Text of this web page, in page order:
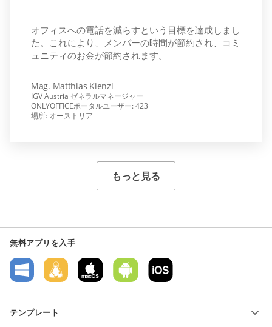
オフィスへの電話を減らすという目標を達成しまし
た。これにより、メンバーの時間が節約され、コミ
ュニティのお金が節約されます。
Mag. Matthias Kienzl
IGV Austria ゼネラルマネージャー
ONLYOFFICEポータルユーザー: 423
場所: オーストリア
もっと見る
無料アプリを入手
テンプレート